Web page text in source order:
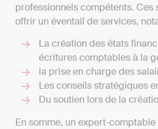
professionnels compétents. Ces
offrir un éventail de services,
La création des états
écritures comptables à la
la prise en charge des
Les conseils stratégiques
Du soutien lors de la
En somme, un expert-